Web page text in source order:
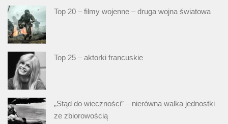
Top 20 – filmy wojenne – druga wojna światowa
Top 25 – aktorki francuskie
„Stąd do wieczności” – nierówna walka jednostki
ze zbiorowością